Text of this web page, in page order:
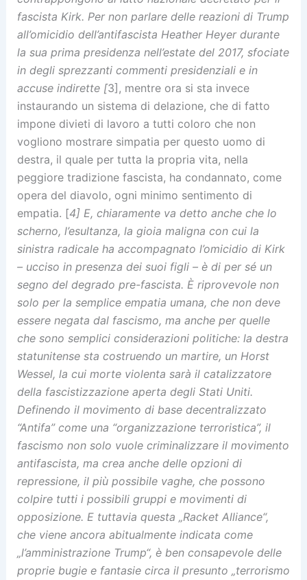
fascista Kirk. Per non parlare delle reazioni di Trump
all’omicidio dell’antifascista Heather Heyer durante
la sua prima presidenza nell’estate del 2017, sfociate
in degli sprezzanti commenti presidenziali e in
accuse indirette [3], mentre ora si sta invece
instaurando un sistema di delazione, che di fatto
impone divieti di lavoro a tutti coloro che non
vogliono mostrare simpatia per questo uomo di
destra, il quale per tutta la propria vita, nella
peggiore tradizione fascista, ha condannato, come
opera del diavolo, ogni minimo sentimento di
empatia. [4] E, chiaramente va detto anche che lo
scherno, l’esultanza, la gioia maligna con cui la
sinistra radicale ha accompagnato l’omicidio di Kirk
– ucciso in presenza dei suoi figli – è di per sé un
segno del degrado pre-fascista. È riprovevole non
solo per la semplice empatia umana, che non deve
essere negata dal fascismo, ma anche per quelle
che sono semplici considerazioni politiche: la destra
statunitense sta costruendo un martire, un Horst
Wessel, la cui morte violenta sarà il catalizzatore
della fascistizzazione aperta degli Stati Uniti.
Definendo il movimento di base decentralizzato
“Antifa” come una “organizzazione terroristica”, il
fascismo non solo vuole criminalizzare il movimento
antifascista, ma crea anche delle opzioni di
repressione, il più possibile vaghe, che possono
colpire tutti i possibili gruppi e movimenti di
opposizione. E tuttavia questa „Racket Alliance“,
che viene ancora abitualmente indicata come
„l’amministrazione Trump“, è ben consapevole delle
proprie bugie e fantasie circa il presunto „terrorismo